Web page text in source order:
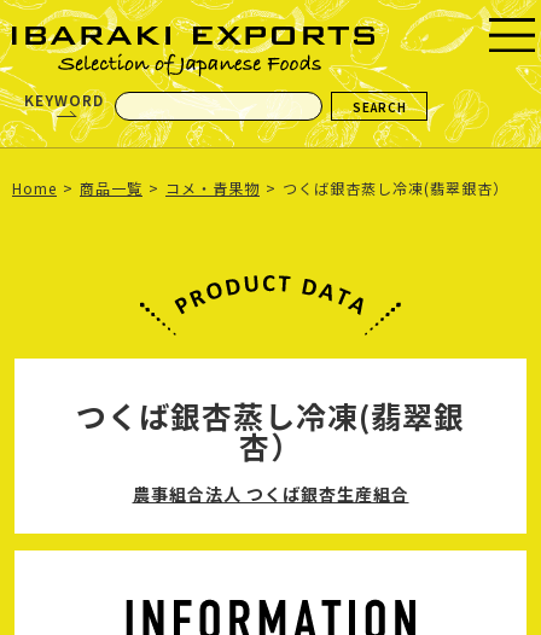
KEYWORD
Home 商品一覧 コメ・青果物 つくば銀杏蒸し冷凍(翡翠銀杏）
つくば銀杏蒸し冷凍(翡翠銀
杏）
農事組合法人 つくば銀杏生産組合